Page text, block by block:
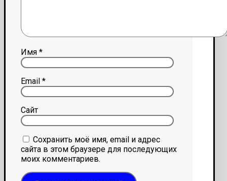
Имя *
Email *
Сайт
Сохранить моё имя, email и адрес
сайта в этом браузере для последующих
моих комментариев.